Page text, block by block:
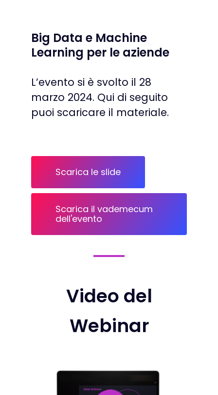
Big Data e Machine
Learning per le aziende
L’evento si è svolto il 28
marzo 2024. Qui di seguito
puoi scaricare il materiale.
Scarica le slide
Scarica il vademecum
dell'evento
Video del
Webinar